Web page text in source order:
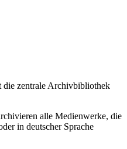
zentrale Archivbibliothek
alle Medienwerke, die
in deutscher Sprache